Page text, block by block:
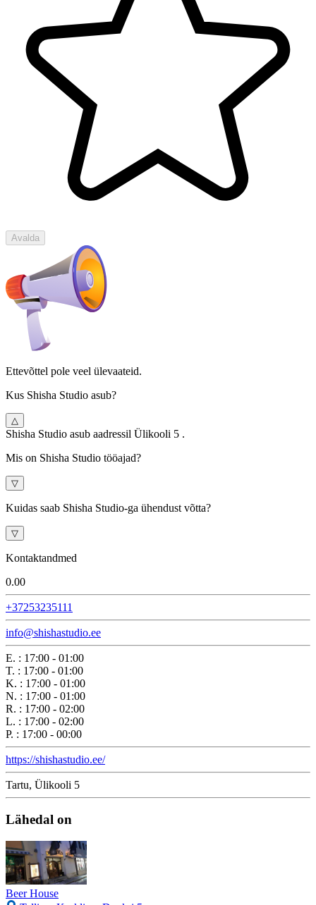
Avalda
Ettevõttel pole veel ülevaateid.
Kus Shisha Studio asub?
△
Shisha Studio asub aadressil Ülikooli 5 .
Mis on Shisha Studio tööajad?
▽
Kuidas saab Shisha Studio-ga ühendust võtta?
▽
Kontaktandmed
0.00
+37253235111
info@shishastudio.ee
E. : 17:00 - 01:00
T. : 17:00 - 01:00
K. : 17:00 - 01:00
N. : 17:00 - 01:00
R. : 17:00 - 02:00
L. : 17:00 - 02:00
P. : 17:00 - 00:00
https://shishastudio.ee/
Tartu, Ülikooli 5
Lähedal on
Beer House